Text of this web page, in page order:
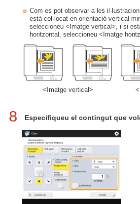
Com es pot observar a les
està col·locat en orientació vertical
seleccioneu <Imatge vertical>, i si
horitzontal, seleccioneu <Imatge
<Imatge vertical>
8 Especifiqueu el contingut que